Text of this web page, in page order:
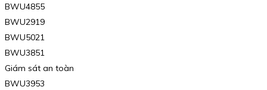
BWU4855
BWU2919
BWU5021
BWU3851
Giám sát an toàn
BWU3953